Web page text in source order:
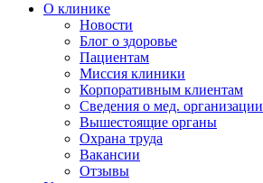
О клинике
Новости
Блог о здоровье
Пациентам
Миссия клиники
Корпоративным клиентам
Сведения о мед. организации
Вышестоящие органы
Охрана труда
Вакансии
Отзывы